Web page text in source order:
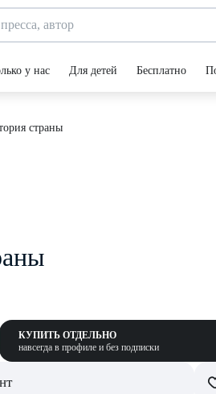
у нас Для детей Бесплатно
страны
КУПИТЬ ОТДЕЛЬНО
навсегда в профиле и без подписки